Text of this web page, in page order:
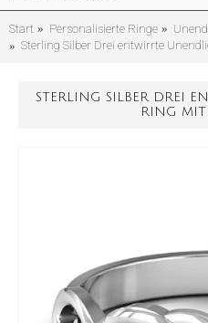
Start Personalisierte Ringe
Sterling Silber Drei entwirrte
STERLING SILBER DREI
RING MIT